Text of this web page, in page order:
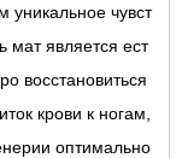
уникальное чувст
мат является ест
восстановиться
крови к ногам,
оптимально